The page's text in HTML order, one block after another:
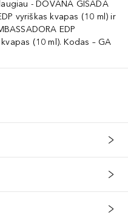
- DOVANA GISADA
vyriškas kvapas (10 ml) ir
EDP
(10 ml). Kodas – GA